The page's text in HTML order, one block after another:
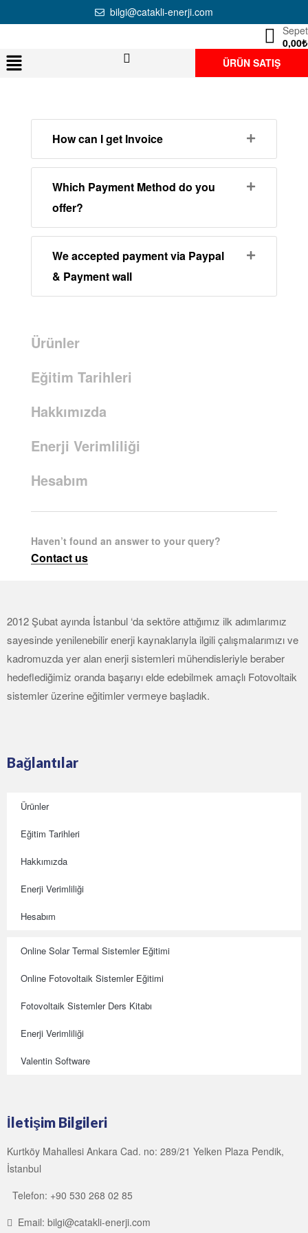
bilgi@catakli-enerji.com
Sepet
0,00₺
ÜRÜN SATIŞ
Ürünler
Eğitim Tarihleri
Hakkımızda
Enerji Verimliliği
Hesabım
Haven’t found an answer to your query?
Contact us
How can I get Invoice
Which Payment Method do you
offer?
We accepted payment via Paypal
& Payment wall
2012 Şubat ayında İstanbul ‘da sektöre attığımız ilk adımlarımız
sayesinde yenilenebilir enerji kaynaklarıyla ilgili çalışmalarımızı ve
kadromuzda yer alan enerji sistemleri mühendisleriyle beraber
hedeflediğimiz oranda başarıyı elde edebilmek amaçlı Fotovoltaik
sistemler üzerine eğitimler vermeye başladık.
Bağlantılar
Ürünler
Eğitim Tarihleri
Hakkımızda
Enerji Verimliliği
Hesabım
Online Solar Termal Sistemler Eğitimi
Online Fotovoltaik Sistemler Eğitimi
Fotovoltaik Sistemler Ders Kitabı
Enerji Verimliliği
Valentin Software
İletişim Bilgileri
Kurtköy Mahallesi Ankara Cad. no: 289/21 Yelken Plaza Pendik,
İstanbul
Telefon: +90 530 268 02 85
Email: bilgi@catakli-enerji.com